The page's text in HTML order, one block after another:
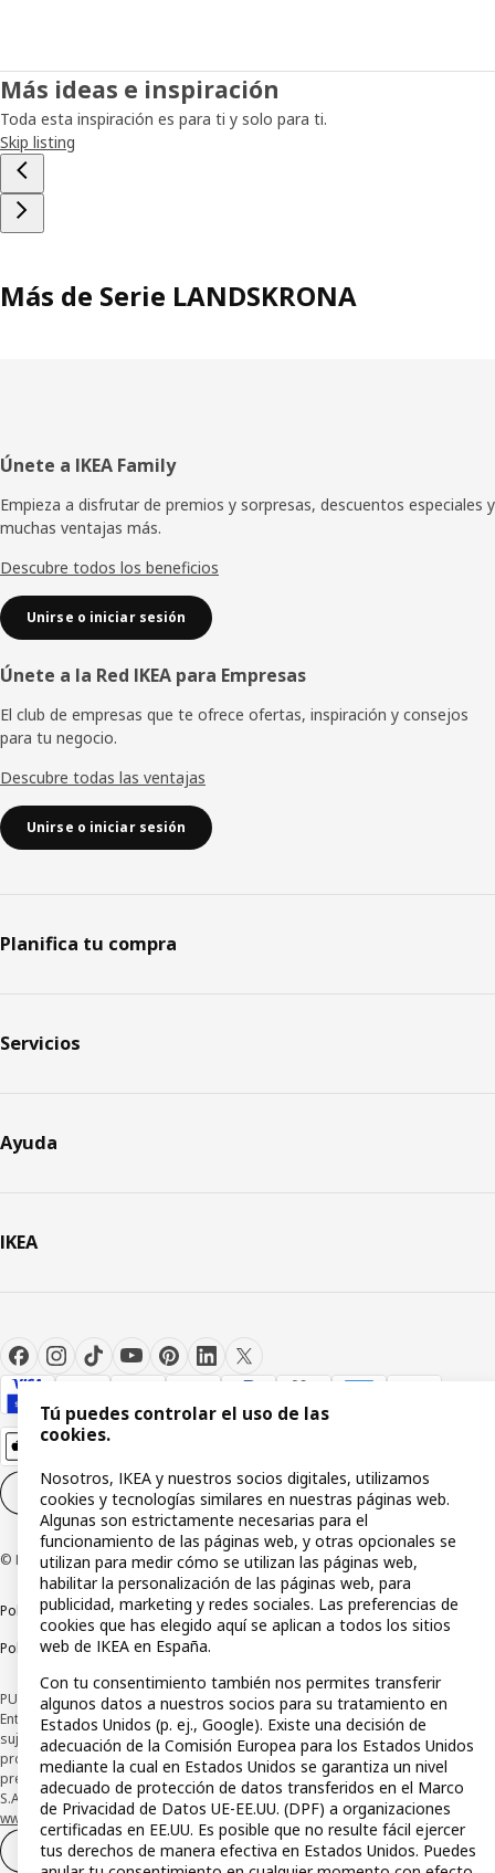
Más ideas e inspiración
Toda esta inspiración es para ti y solo para ti.
Skip listing
Más de Serie LANDSKRONA
Pie
de
página
Únete a IKEA Family
Empieza a disfrutar de premios y sorpresas, descuentos especiales y
muchas ventajas más.
Descubre todos los beneficios
Unirse o iniciar sesión
Únete a la Red IKEA para Empresas
El club de empresas que te ofrece ofertas, inspiración y consejos
para tu negocio.
Descubre todas las ventajas
Unirse o iniciar sesión
Planifica tu compra
Servicios
Ayuda
IKEA
Configuración de cookies ES
© Inter IKEA Systems B.V 1999-2026
Política de privacidadPolítica de cookiesTérminos y condiciones
Política de divulgación responsable
PUBLICIDAD: *Financiación a través de la tarjeta IKEA VISA emitida por la
Entidad de Pago híbrida CaixaBank Payments & Consumer, E.F.C., E.P., S.A.U., y
sujeta a su organización. La entidad ha escogido como sistema de
protección de los fondos recibidos de usuarios de servicios de pago que
presta su depósito en una cuenta bancaria separada abierta en CaixaBank,
S.A. Conoce más acerca de las formas de pago de tu tarjeta aquí:
www.caixabankpc.com/es/productos . ​
Desistimiento del contrato
Tú puedes controlar el uso de las
cookies.
Nosotros, IKEA y nuestros socios digitales, utilizamos
cookies y tecnologías similares en nuestras páginas web.
Algunas son estrictamente necesarias para el
funcionamiento de las páginas web, y otras opcionales se
utilizan para medir cómo se utilizan las páginas web,
habilitar la personalización de las páginas web, para
publicidad, marketing y redes sociales. Las preferencias de
cookies que has elegido aquí se aplican a todos los sitios
web de IKEA en España.
Con tu consentimiento también nos permites transferir
algunos datos a nuestros socios para su tratamiento en
Estados Unidos (p. ej., Google). Existe una decisión de
adecuación de la Comisión Europea para los Estados Unidos
mediante la cual en Estados Unidos se garantiza un nivel
adecuado de protección de datos transferidos en el Marco
de Privacidad de Datos UE-EE.UU. (DPF) a organizaciones
certificadas en EE.UU. Es posible que no resulte fácil ejercer
tus derechos de manera efectiva en Estados Unidos. Puedes